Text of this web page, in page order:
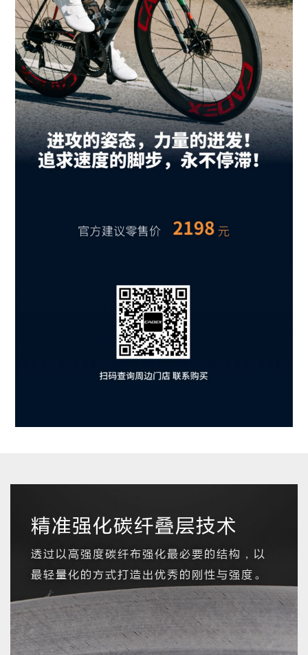
精准强化碳纤叠层技术
透过以高强度碳纤布强化最必要的结构，以
最轻量化的方式打造出优秀的刚性与强度。